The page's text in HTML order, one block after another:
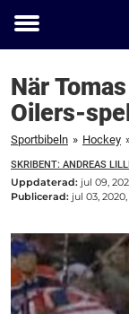
Toggle
När
Oilers-
Sportbibeln » Hockey
SKRIBENT: ANDREAS
Uppdaterad: jul 09,
Publicerad: jul 03, 2020,